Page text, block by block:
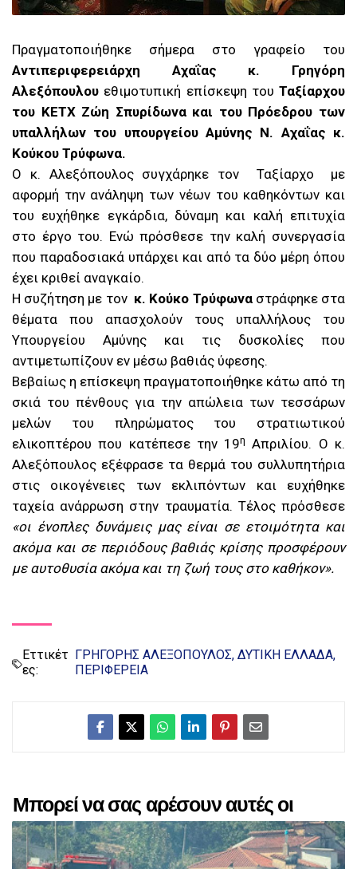
Πραγματοποιήθηκε σήμερα στο γραφείο του
Αντιπεριφερειάρχη Αχαΐας κ. Γρηγόρη
Αλεξόπουλου εθιμοτυπική επίσκεψη του Ταξίαρχου
του ΚΕΤΧ Ζώη Σπυρίδωνα και του Πρόεδρου των
υπαλλήλων του υπουργείου Αμύνης Ν. Αχαΐας κ.
Κούκου Τρύφωνα.
Ο κ. Αλεξόπουλος συγχάρηκε τον Ταξίαρχο με
αφορμή την ανάληψη των νέων του καθηκόντων και
του ευχήθηκε εγκάρδια, δύναμη και καλή επιτυχία
στο έργο του. Ενώ πρόσθεσε την καλή συνεργασία
που παραδοσιακά υπάρχει και από τα δύο μέρη όπου
έχει κριθεί αναγκαίο.
Η συζήτηση με τον κ. Κούκο Τρύφωνα στράφηκε στα
θέματα που απασχολούν τους υπαλλήλους του
Υπουργείου Αμύνης και τις δυσκολίες που
αντιμετωπίζουν εν μέσω βαθιάς ύφεσης.
Βεβαίως η επίσκεψη πραγματοποιήθηκε κάτω από τη
σκιά του πένθους για την απώλεια των τεσσάρων
μελών του πληρώματος του στρατιωτικού
ελικοπτέρου που κατέπεσε την 19η Απριλίου. Ο κ.
Αλεξόπουλος εξέφρασε τα θερμά του συλλυπητήρια
στις οικογένειες των εκλιπόντων και ευχήθηκε
ταχεία ανάρρωση στην τραυματία. Τέλος πρόσθεσε
«οι ένοπλες δυνάμεις μας είναι σε ετοιμότητα και
ακόμα και σε περιόδους βαθιάς κρίσης προσφέρουν
με αυτοθυσία ακόμα και τη ζωή τους στο καθήκον».
Εττικέτ
ες:
ΓΡΗΓΟΡΗΣ ΑΛΕΞΟΠΟΥΛΟΣ ΔΥΤΙΚΗ ΕΛΛΑΔΑ
ΠΕΡΙΦΕΡΕΙΑ
Μπορεί να σας αρέσουν αυτές οι
αναρτήσεις